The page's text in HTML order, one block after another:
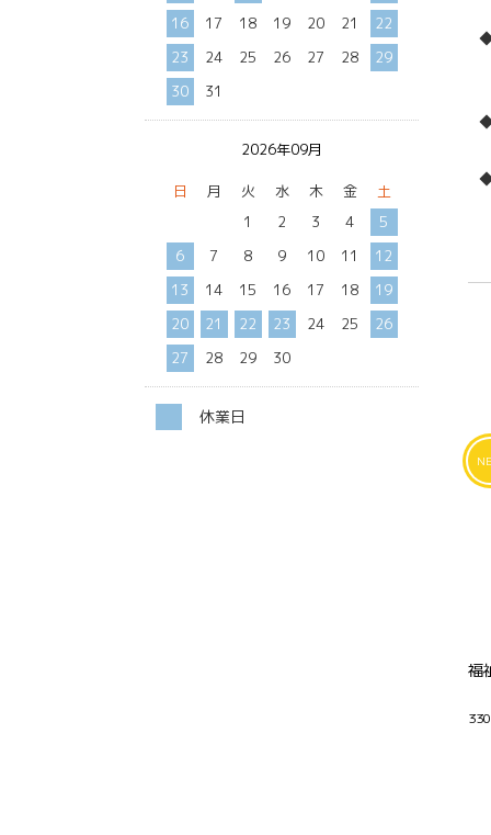
◆
福
16
17 18 19 20 21
22
23
24 25 26 27 28
29
30
31
2026年09月
日 月 火 水 木 金
土
1
2 3 4
5
6
7 8 9 10 11
12
13
14 15 16 17 18
19
20
21 22 23 24 25
26
27
28 29 30
休業日